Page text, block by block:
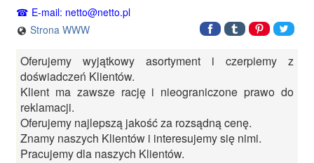
E-mail: netto@netto.pl
Strona WWW
Oferujemy wyjątkowy asortyment i czerpiemy z
doświadczeń Klientów.
Klient ma zawsze rację i nieograniczone prawo do
reklamacji.
Oferujemy najlepszą jakość za rozsądną cenę.
Znamy naszych Klientów i interesujemy się nimi.
Pracujemy dla naszych Klientów.